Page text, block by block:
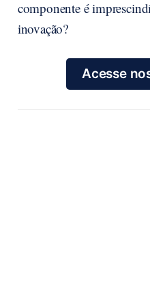
componente é
inovação?
Acesse